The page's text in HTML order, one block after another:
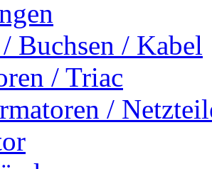
Buchsen / Kabel
/ Triac
/